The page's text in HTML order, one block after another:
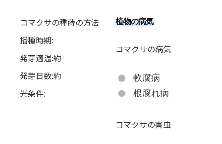
コマクサの種蒔の方法
播種時期:
発芽適温:約
発芽日数:約
光条件:
植物の病気
コマクサの病気
軟腐病
根腐れ病
コマクサの害虫